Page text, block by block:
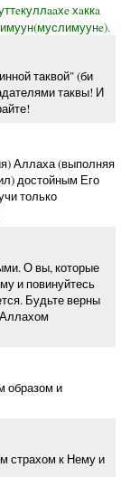
хaккa
таквой" (би
таквы! И
Аллаха (выполняя
достойным Его
только
О вы, которые
и повинуйтесь
Будьте верны
образом и
страхом к Нему и